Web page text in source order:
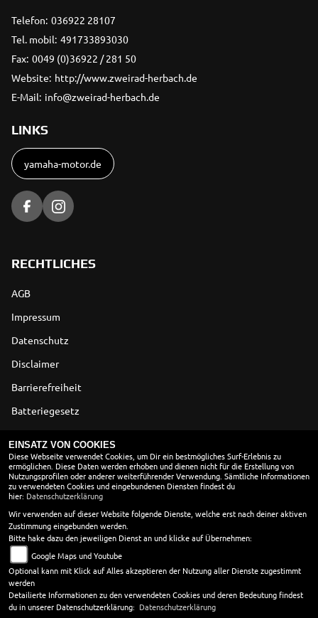
Telefon: 036922 28107
Tel. mobil: 491733893030
Fax: 0049 (0)36922 / 281 50
Website: http://www.zweirad-herbach.de
E-Mail: info@zweirad-herbach.de
LINKS
yamaha-motor.de
RECHTLICHES
AGB
Impressum
Datenschutz
Disclaimer
Barrierefreiheit
Batteriegesetz
ÖFFNUNGSZEITEN
Montag:
geschlossen
Dienstag:
09:00 - 13:00 und 14:00 - 18:00
Mittwoch:
09:00 - 13:00 und 14:00 - 18:00
Donnerstag:
09:00 - 13:00 und 14:00 - 18:00
Freitag:
09:00 - 13:00 und 14:00 - 18:00
Samstag:
09:00 - 12:00
Sonntag:
geschlossen
EINSATZ VON COOKIES
Diese Webseite verwendet Cookies, um Dir ein bestmögliches Surf-Erlebnis zu
ermöglichen. Diese Daten werden erhoben und dienen nicht für die Erstellung von
Nutzungsprofilen oder anderer weiterführender Verwendung. Sämtliche Informationen
zu verwendeten Cookies und eingebundenen Diensten findest du
hier: Datenschutzerklärung
Wir verwenden auf dieser Website folgende Dienste, welche erst nach deiner aktiven
Zustimmung eingebunden werden.
Bitte hake dazu den jeweiligen Dienst an und klicke auf Übernehmen:
Google Maps und Youtube
Optional kann mit Klick auf Alles akzeptieren der Nutzung aller Dienste zugestimmt
werden
Detailierte Informationen zu den verwendeten Cookies und deren Bedeutung findest
du in unserer Datenschutzerklärung: Datenschutzerklärung